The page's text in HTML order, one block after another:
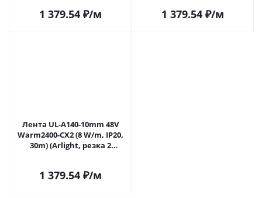
1 379.54₽/м 1 379.54₽/м
Лента UL-A140-10mm 48V
Warm2400-CX2 (8 W/m, IP20,
30m) (Arlight, резка 2
1 379.54₽/м